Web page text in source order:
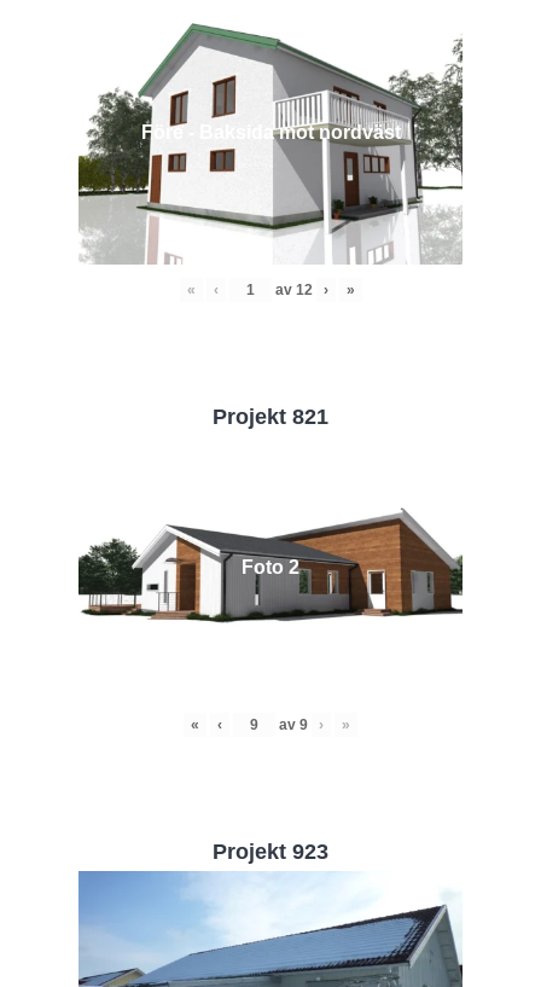
Före - Baksida mot nordväst
« ‹ av 12 › »
Projekt 821
Foto 2
« ‹ av 9 › »
Projekt 923